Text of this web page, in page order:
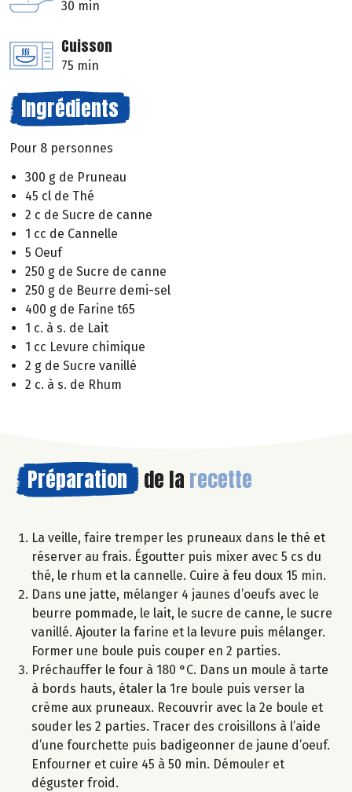
30 min
Cuisson
75 min
Ingrédients
Pour 8 personnes
300 g de Pruneau
45 cl de Thé
2 c de Sucre de canne
1 cc de Cannelle
5 Oeuf
250 g de Sucre de canne
250 g de Beurre demi-sel
400 g de Farine t65
1 c. à s. de Lait
1 cc Levure chimique
2 g de Sucre vanillé
2 c. à s. de Rhum
Préparation de la recette
La veille, faire tremper les pruneaux dans le thé et
réserver au frais. Égoutter puis mixer avec 5 cs du
thé, le rhum et la cannelle. Cuire à feu doux 15 min.
Dans une jatte, mélanger 4 jaunes d’oeufs avec le
beurre pommade, le lait, le sucre de canne, le sucre
vanillé. Ajouter la farine et la levure puis mélanger.
Former une boule puis couper en 2 parties.
Préchauffer le four à 180 °C. Dans un moule à tarte
à bords hauts, étaler la 1re boule puis verser la
crème aux pruneaux. Recouvrir avec la 2e boule et
souder les 2 parties. Tracer des croisillons à l’aide
d’une fourchette puis badigeonner de jaune d’oeuf.
Enfourner et cuire 45 à 50 min. Démouler et
déguster froid.